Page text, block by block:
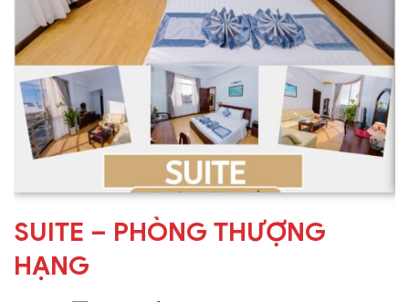
SUITE – PHÒNG THƯỢNG
HẠNG